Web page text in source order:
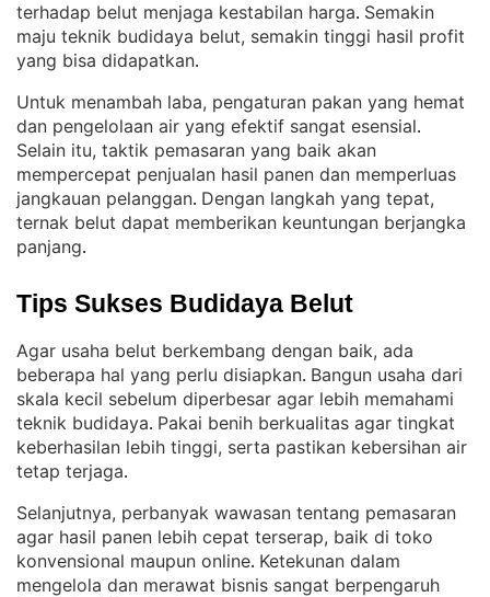
terhadap belut menjaga kestabilan harga. Semakin
maju teknik budidaya belut, semakin tinggi hasil profit
yang bisa didapatkan.
Untuk menambah laba, pengaturan pakan yang hemat
dan pengelolaan air yang efektif sangat esensial
Selain itu, taktik pemasaran yang baik akan
mempercepat penjualan hasil panen dan memperluas
jangkauan pelanggan. Dengan langkah yang tepat,
ternak belut dapat memberikan keuntungan berjangka
panjang.
Tips Sukses Budidaya Belut
Agar usaha belut berkembang dengan baik, ada
beberapa hal yang perlu disiapkan. Bangun usaha dari
skala kecil sebelum diperbesar agar lebih memahami
teknik budidaya. Pakai benih berkualitas agar tingkat
keberhasilan lebih tinggi, serta pastikan kebersihan air
tetap terjaga.
Selanjutnya, perbanyak wawasan tentang pemasaran
agar hasil panen lebih cepat terserap, baik di toko
konvensional maupun online. Ketekunan dalam
mengelola dan merawat bisnis sangat berpengaruh